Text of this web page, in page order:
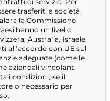
trasferiti a società
la Commissione
hanno un livello
Australia, Israele,
all’accordo con UE sul
adeguate (come le
aziendali vincolanti
condizioni, se il
o necessario per